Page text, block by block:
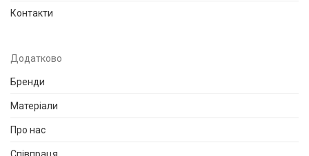
Контакти
Додатково
Бренди
Матеріали
Про нас